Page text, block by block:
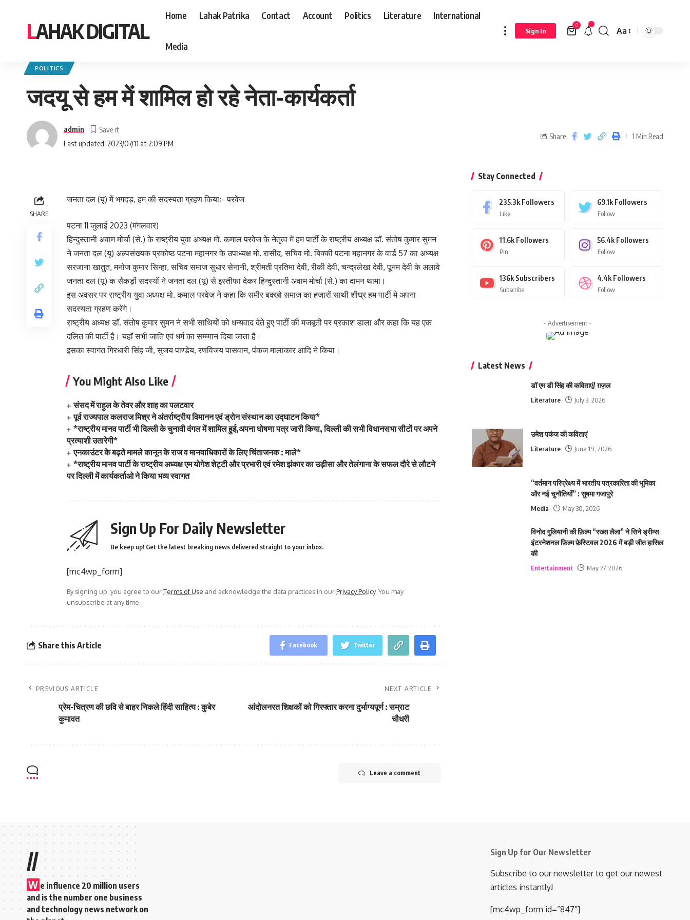
LAHAK DIGITAL
Home Lahak Patrika Contact Account Politics Literature International
Media
Sign In
0
Aa
जदयू से हम में शामिल हो रहे नेता-कार्यकर्ता
POLITICS
जदयू से हम में शामिल हो रहे नेता-कार्यकर्ता
Last updated: 2023/07/11 at 2:09 PM
admin
Share 1 Min Read
SHARE
जनता दल (यू) में भगदड़, हम की सदस्यता ग्रहण कियाः- परवेज
पटना 11 जुलाई 2023 (मंगलवार)
हिन्दुस्तानी अवाम मोर्चा (से.) के राष्ट्रीय युवा अध्यक्ष मो. कमाल परवेज के नेतृत्व में हम पार्टी के राष्ट्रीय अध्यक्ष डाॅ. संतोष कुमार सुमन
ने जनता दल (यू) अल्पसंख्यक प्रकोष्ठ पटना महानगर के उपाध्यक्ष मो. रासीद, सचिव मो. बिक्की पटना महानगर के वार्ड 57 का अध्यक्ष
सरजाना खातुुत, मनोज कुमार सिन्हा, सचिव समाज सुधार सेनानी, श्रीमती प्रतिमा देवी, रीकी देवी, चन्द्रलेखा देवी, पूूूनम देवी के अलावे
जनता दल (यू) क सैकड़ों सदस्यों ने जनता दल (यू) से इस्तीफा देकर हिन्दुस्तानी अवाम मोर्चा (से.) का दामन थामा।
इस अवसर पर राष्ट्रीय युवा अध्यक्ष मो. कमाल परवेज ने कहा कि समीर बक्खो समाज का हजारों साथी शीघ्र हम पार्टी मे अपना
सदस्यता ग्रहण करेंगे।
राष्ट्रीय अध्यक्ष डाॅ. संतोष कुमार सुमन ने सभी साथियों को धन्यवाद देते हुए पार्टी की मजबूती पर प्रकाश डाला और कहा कि यह एक
दलित की पार्टी है। यहाॅं सभी जाति एवं धर्म का सम्म्मान दिया जाता है।
इसका स्वागत गिरधारी सिंह जी, सुजय पाण्डेय, रणविजय पासवान, पंकज मालाकार आदि ने किया।
You Might Also Like
संसद में राहुल के तेवर और शाह का पलटवार
पूर्व राज्यपाल कलराज मिश्र ने अंतर्राष्ट्रीय विमानन एवं ड्रोन संस्थान का उद्घाटन किया*
*राष्ट्रीय मानव पार्टी भी दिल्ली के चुनावी दंगल में शामिल हुई,अपना घोषणा पत्र जारी किया, दिल्ली की सभी विधानसभा सीटों पर अपने
प्रत्याशी उतारेगी*
एनकाउंटर के बढ़ते मामले कानून के राज व मानवाधिकारों के लिए चिंताजनक : माले*
*राष्ट्रीय मानव पार्टी के राष्ट्रीय अध्यक्ष एम योगेश शेट्टी और प्रभारी एवं रमेश झंकार का उड़ीसा और तेलंगाना के सफल दौरे से लौटने
पर दिल्ली में कार्यकर्ताओ ने किया भव्य स्वागत
Sign Up For Daily Newsletter
Be keep up! Get the latest breaking news delivered straight to your inbox.
[mc4wp_form]
By signing up, you agree to ourTerms of Use and acknowledge the data practices in ourPrivacy Policy. You may
unsubscribe at any time.
Share this Article Facebook Twitter
PREVIOUS ARTICLE
प्रेम-चित्रण की छवि से बाहर निकले हिंदी साहित्य : कुबेर
कुमावत
NEXT ARTICLE
आंदोलनरत शिक्षकों को गिरफ्तार करना दुर्भाग्यपूर्ण : सम्राट
चौधरी
Leave a comment
Stay Connected
235.3k Followers
Like
69.1k Followers
Follow
11.6k Followers
Pin
56.4k Followers
Follow
136k Subscribers
Subscribe
4.4k Followers
Follow
- Advertisement -
Latest News
डॉ एम डी सिंह की कविताएं/ ग़ज़ल
Literature July 3, 2026
उमेश पकंज की कविताएं
Literature June 19, 2026
“वर्तमान परिप्रेक्ष्य में भारतीय पत्रकारिता की भूमिका
और नई चुनौतियाँ” : सुषमा गजापुरे
Media May 30, 2026
विनोद गुलियानी की फ़िल्म “रख्स लैला” ने सिने ड्रीम्स
इंटरनेशनल फ़िल्म फ़ेस्टिवल 2026 में बड़ी जीत हासिल
की
Entertainment May 27, 2026
//
W e influence 20 million users
and is the number one business
and technology news network on
Sign Up for Our Newsletter
Subscribe to our newsletter to get our newest
articles instantly!
[mc4wp_form id=”847″]